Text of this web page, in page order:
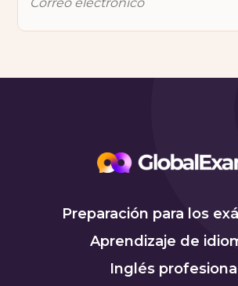
Preparación para los
Aprendizaje de
Inglés